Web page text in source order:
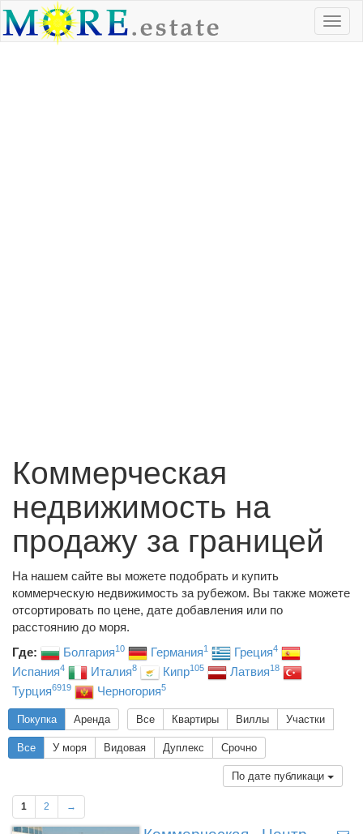
Коммерческая
недвижимость на
продажу за границей
На нашем сайте вы можете подобрать и купить
коммерческую недвижимость за рубежом. Вы также можете
отсортировать по цене, дате добавления или по
расстоянию до моря.
Где:
Болгария10 Германия1 Греция4
Испания4 Италия8 Кипр105 Латвия18
Турция6919 Черногория5
Покупка Аренда Все Квартиры Виллы Участки
Все У моря Видовая Дуплекс Срочно
По дате публикаци
1 2 →